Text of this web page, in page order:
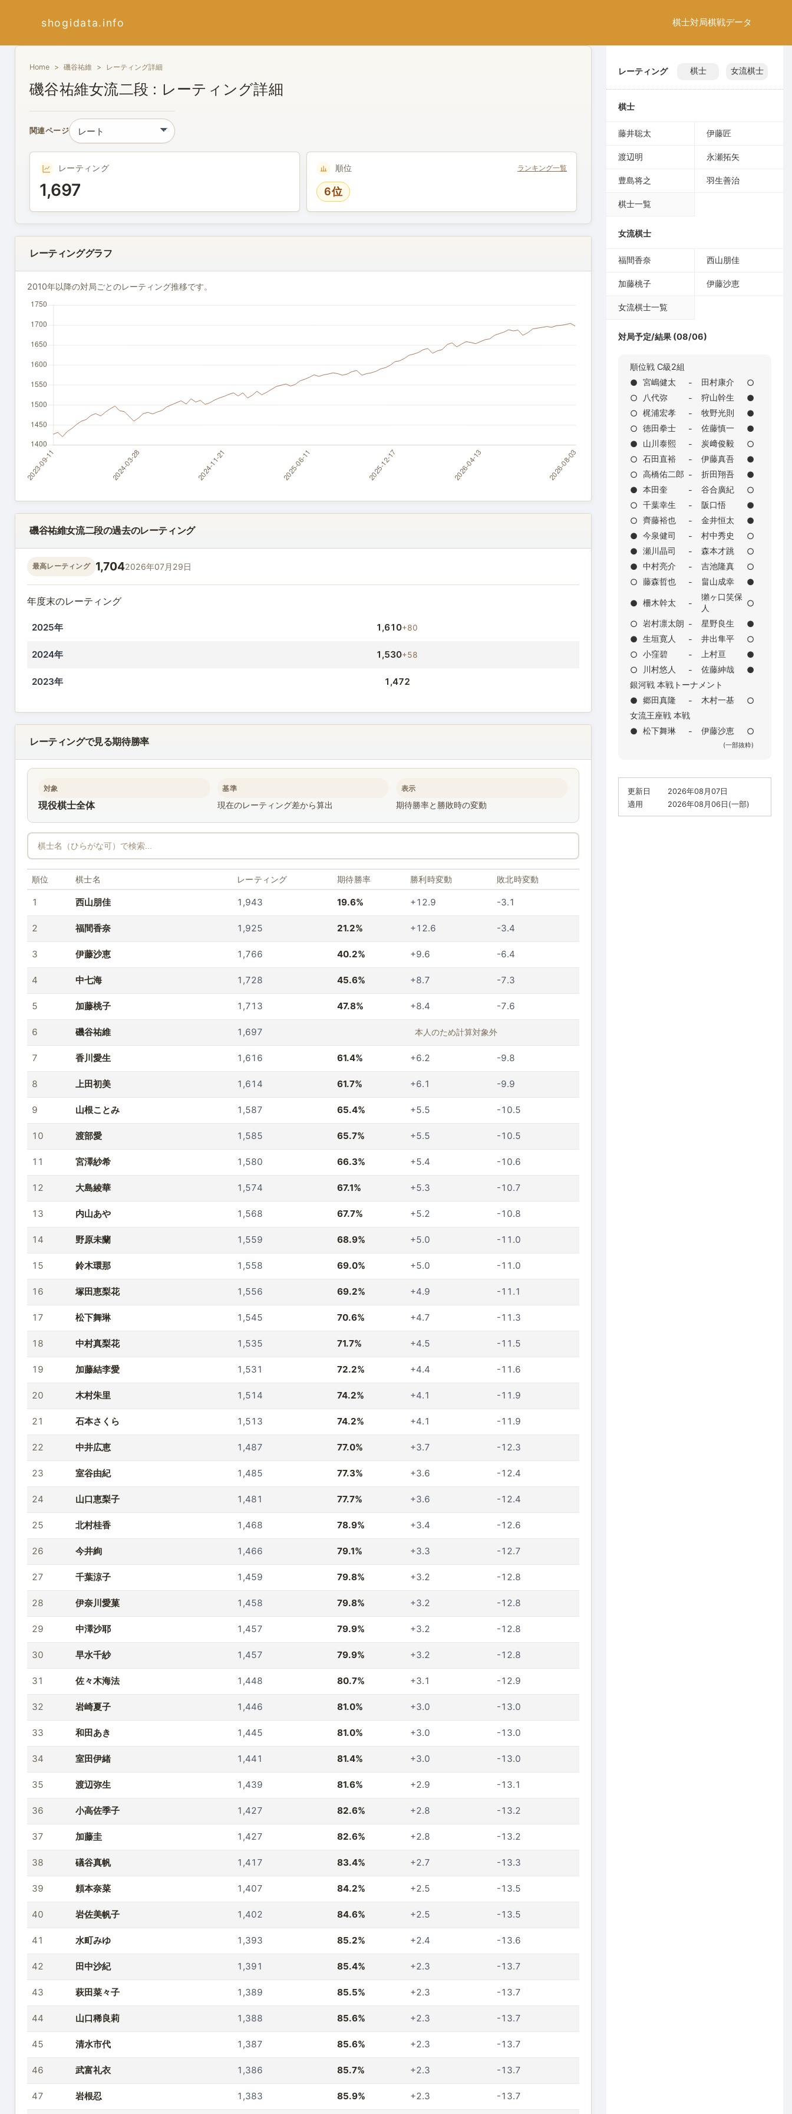
shogidata.info 棋士対局棋戦データ
Home 磯谷祐維 レーティング詳細
磯谷祐維女流二段 : レーティング詳細
関連ページ
レーティング
1,697
順位 ランキング一覧
6位
レーティンググラフ
2010年以降の対局ごとのレーティング推移です。
磯谷祐維女流二段の過去のレーティング
最高レーティング 1,7042026年07月29日
年度末のレーティング
2025年 1,610+80
2024年 1,530+58
2023年 1,472
レーティングで見る期待勝率
対象
現役棋士全体
基準
現在のレーティング差から算出
表示
期待勝率と勝敗時の変動
順位 棋士名 レーティング 期待勝率 勝利時変動 敗北時変動
1 西山朋佳 1,943 19.6% +12.9 -3.1
2 福間香奈 1,925 21.2% +12.6 -3.4
3 伊藤沙恵 1,766 40.2% +9.6 -6.4
4 中七海 1,728 45.6% +8.7 -7.3
5 加藤桃子 1,713 47.8% +8.4 -7.6
6 磯谷祐維 1,697 本人のため計算対象外
7 香川愛生 1,616 61.4% +6.2 -9.8
8 上田初美 1,614 61.7% +6.1 -9.9
9 山根ことみ 1,587 65.4% +5.5 -10.5
10 渡部愛 1,585 65.7% +5.5 -10.5
11 宮澤紗希 1,580 66.3% +5.4 -10.6
12 大島綾華 1,574 67.1% +5.3 -10.7
13 内山あや 1,568 67.7% +5.2 -10.8
14 野原未蘭 1,559 68.9% +5.0 -11.0
15 鈴木環那 1,558 69.0% +5.0 -11.0
16 塚田恵梨花 1,556 69.2% +4.9 -11.1
17 松下舞琳 1,545 70.6% +4.7 -11.3
18 中村真梨花 1,535 71.7% +4.5 -11.5
19 加藤結李愛 1,531 72.2% +4.4 -11.6
20 木村朱里 1,514 74.2% +4.1 -11.9
21 石本さくら 1,513 74.2% +4.1 -11.9
22 中井広恵 1,487 77.0% +3.7 -12.3
23 室谷由紀 1,485 77.3% +3.6 -12.4
24 山口恵梨子 1,481 77.7% +3.6 -12.4
25 北村桂香 1,468 78.9% +3.4 -12.6
26 今井絢 1,466 79.1% +3.3 -12.7
27 千葉涼子 1,459 79.8% +3.2 -12.8
28 伊奈川愛菓 1,458 79.8% +3.2 -12.8
29 中澤沙耶 1,457 79.9% +3.2 -12.8
30 早水千紗 1,457 79.9% +3.2 -12.8
31 佐々木海法 1,448 80.7% +3.1 -12.9
32 岩崎夏子 1,446 81.0% +3.0 -13.0
33 和田あき 1,445 81.0% +3.0 -13.0
34 室田伊緒 1,441 81.4% +3.0 -13.0
35 渡辺弥生 1,439 81.6% +2.9 -13.1
36 小高佐季子 1,427 82.6% +2.8 -13.2
37 加藤圭 1,427 82.6% +2.8 -13.2
38 礒谷真帆 1,417 83.4% +2.7 -13.3
39 頼本奈菜 1,407 84.2% +2.5 -13.5
40 岩佐美帆子 1,402 84.6% +2.5 -13.5
41 水町みゆ 1,393 85.2% +2.4 -13.6
42 田中沙紀 1,391 85.4% +2.3 -13.7
43 萩田菜々子 1,389 85.5% +2.3 -13.7
44 山口稀良莉 1,388 85.6% +2.3 -13.7
45 清水市代 1,387 85.6% +2.3 -13.7
46 武富礼衣 1,386 85.7% +2.3 -13.7
47 岩根忍 1,383 85.9% +2.3 -13.7
レーティング 棋士 女流棋士
棋士
藤井聡太 伊藤匠
渡辺明 永瀬拓矢
豊島将之 羽生善治
棋士一覧
女流棋士
福間香奈 西山朋佳
加藤桃子 伊藤沙恵
女流棋士一覧
対局予定/結果 (08/06)
順位戦 C級2組
● 宮嶋健太 - 田村康介
○
○
八代弥 - 狩山幹生
●
○ 梶浦宏孝 - 牧野光則
●
○ 徳田拳士 - 佐藤慎一
●
●
山川泰熙 - 炭﨑俊毅
○
○ 石田直裕 - 伊藤真吾
●
○ 高橋佑二郎 - 折田翔吾
●
● 本田奎 - 谷合廣紀
○
○ 千葉幸生 - 阪口悟
●
○ 齊藤裕也 - 金井恒太
●
● 今泉健司 - 村中秀史
○
● 瀬川晶司 - 森本才跳
○
● 中村亮介 - 吉池隆真
○
○ 藤森哲也 - 畠山成幸 ●
● 柵木幹太 -
獺ヶ口笑保
人
○
○ 岩村凛太朗 - 星野良生
●
● 生垣寛人 - 井出隼平
○
○ 小窪碧 - 上村亘
●
○
川村悠人 - 佐藤紳哉
●
銀河戦 本戦トーナメント
● 郷田真隆 - 木村一基
○
女流王座戦 本戦
● 松下舞琳 - 伊藤沙恵 ○
(一部抜粋)
更新日
2026年08月07日
適用
2026年08月06日(一部)